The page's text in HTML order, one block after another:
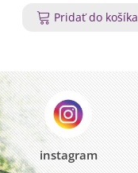
Pridať do košíka
instagram